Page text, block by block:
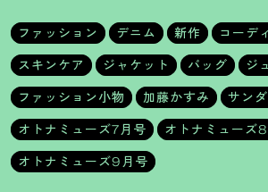
ファッション デニム 新作
コーデ
スキンケア
ジャケット バッグ
ジ
ファッション小物
加藤かすみ
サン
オトナミューズ7月号
オトナミューズ
オトナミューズ9月号